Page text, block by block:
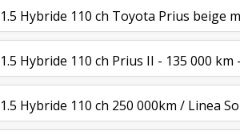
1.5 Hybride 110 ch Toyota Prius beige
1.5 Hybride 110 ch Prius II - 135 000 km
1.5 Hybride 110 ch 250 000km / Linea